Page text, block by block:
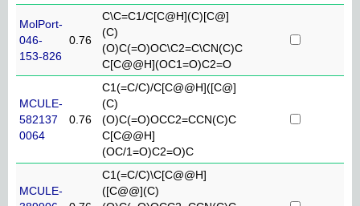
MolPort-
046-
153-826
0.76
C\C=C1/C[C@H](C)[C@]
(C)
(O)C(=O)OC\C2=C\CN(C)C
C[C@@H](OC1=O)C2=O
MCULE-
582137
0064
0.76
C1(=C/C)/C[C@@H]([C@]
(C)
(O)C(=O)OCC2=CCN(C)C
C[C@@H]
(OC/1=O)C2=O)C
MCULE-
C1(=C/C)\C[C@@H]
([C@@](C)